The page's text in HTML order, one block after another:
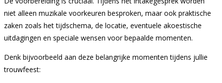
niet alleen muzikale voorkeuren besproken, maar ook praktische
zaken zoals het tijdschema, de locatie, eventuele akoestische
uitdagingen en speciale wensen voor bepaalde momenten.
Denk bijvoorbeeld aan deze belangrijke momenten tijdens jullie
trouwfeest: